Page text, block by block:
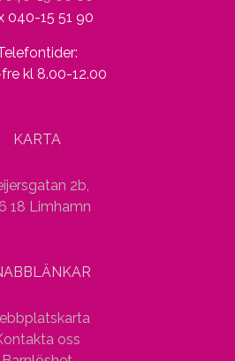
040-15 51 90
kl 8.00-12.00
KARTA
2b,
18 Limhamn
oss